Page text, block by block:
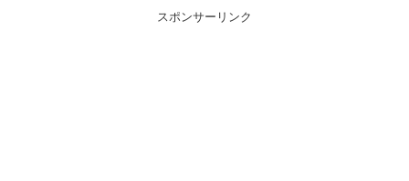
スポンサーリンク